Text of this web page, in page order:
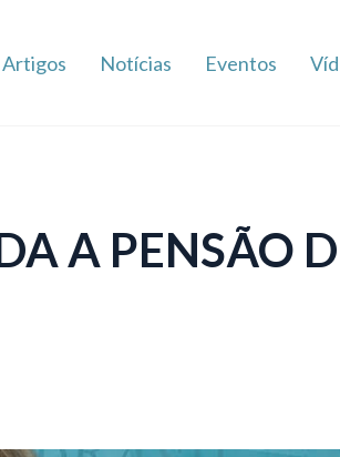
Artigos Notícias Eventos
A PENSÃO